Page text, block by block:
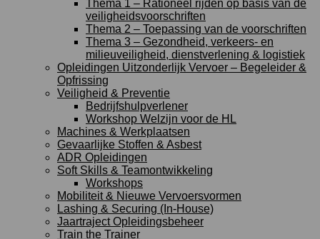
Thema 1 – Rationeel rijden op basis van de
veiligheidsvoorschriften
Thema 2 – Toepassing van de voorschriften
Thema 3 – Gezondheid, verkeers- en
milieuveiligheid, dienstverlening & logistiek
Opleidingen Uitzonderlijk Vervoer – Begeleider &
Opfrissing
Veiligheid & Preventie
Bedrijfshulpverlener
Workshop Welzijn voor de HL
Machines & Werkplaatsen
Gevaarlijke Stoffen & Asbest
ADR Opleidingen
Soft Skills & Teamontwikkeling
Workshops
Mobiliteit & Nieuwe Vervoersvormen
Lashing & Securing (In-House)
Jaartraject Opleidingsbeheer
Train the Trainer